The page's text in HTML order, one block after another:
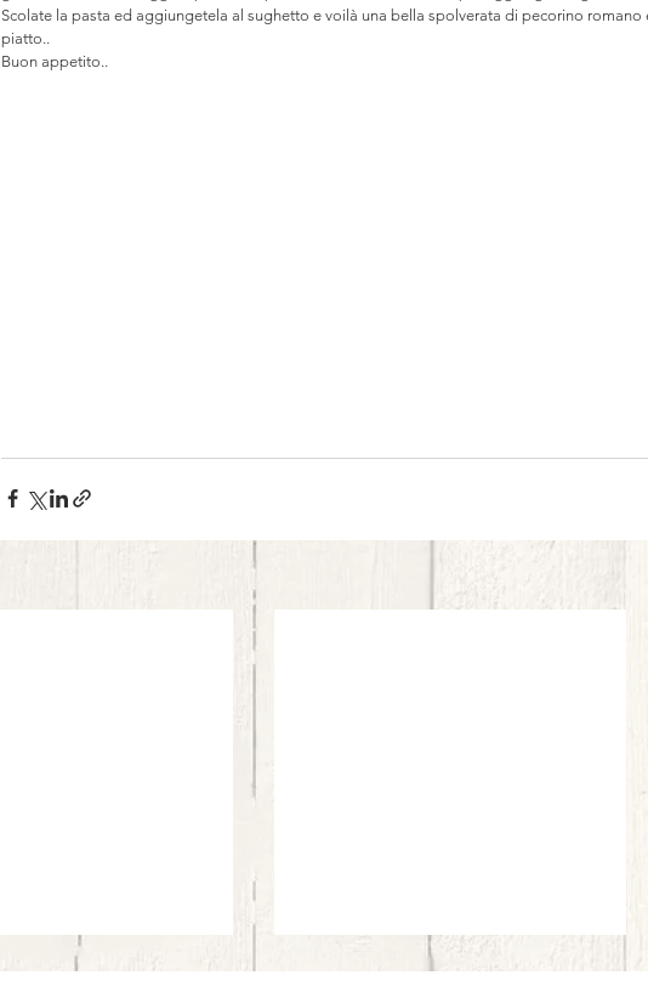
Scolate la pasta ed aggiungetela al sughetto e voilà una bella spolverata di pecorino
piatto..
Buon appetito..